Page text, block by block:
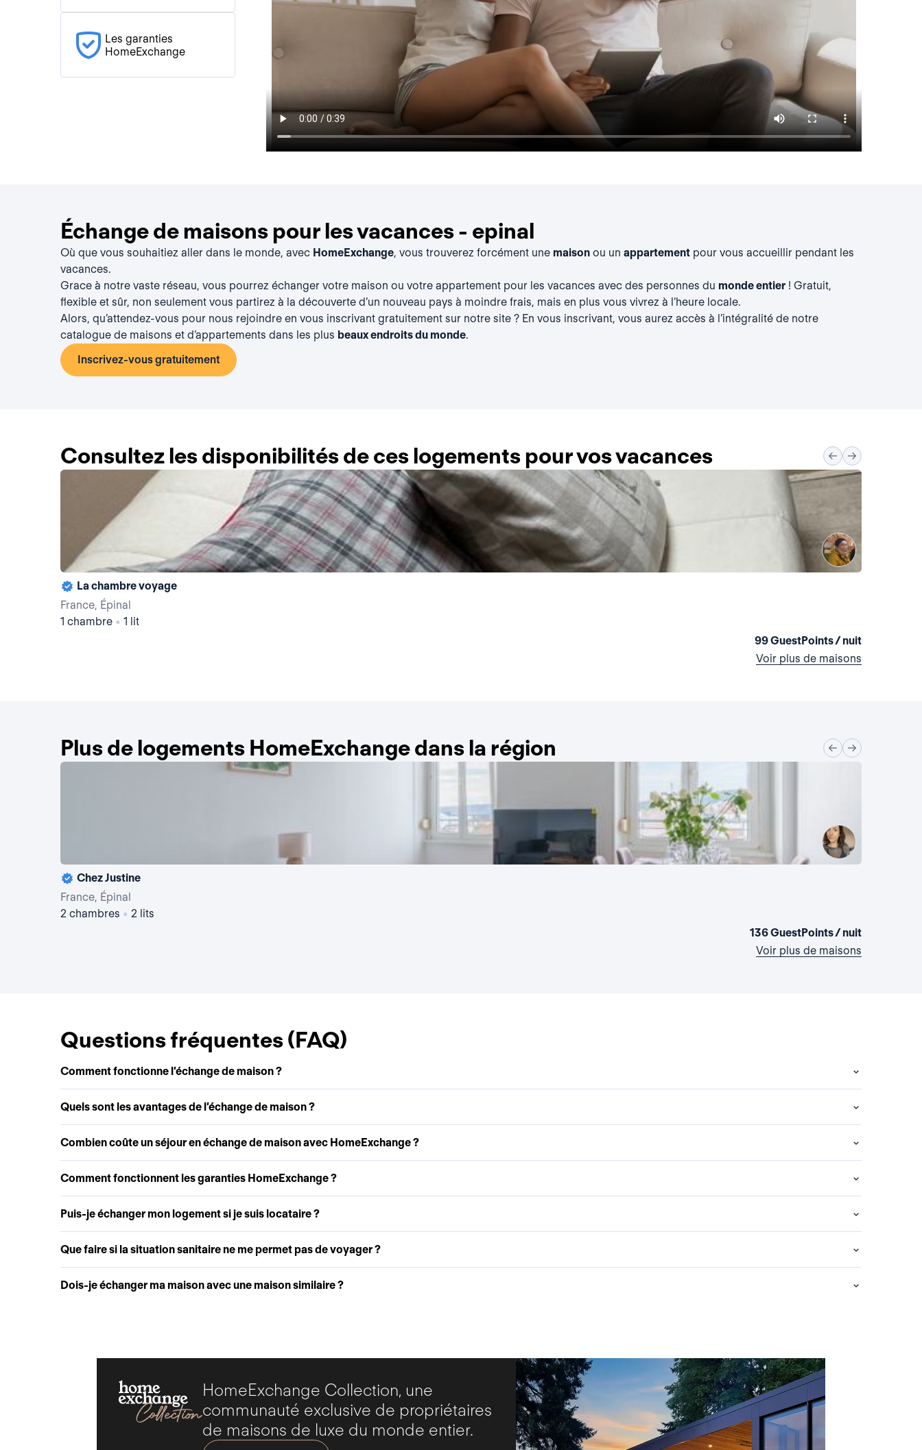
Les garanties
HomeExchange
Échange de maisons pour les vacances - epinal
Où que vous souhaitiez aller dans le monde, avec HomeExchange, vous trouverez forcément une maison ou un appartement pour vous accueillir pendant les
vacances.
Grace à notre vaste réseau, vous pourrez échanger votre maison ou votre appartement pour les vacances avec des personnes du monde entier ! Gratuit,
flexible et sûr, non seulement vous partirez à la découverte d’un nouveau pays à moindre frais, mais en plus vous vivrez à l’heure locale.
Alors, qu’attendez-vous pour nous rejoindre en vous inscrivant gratuitement sur notre site ? En vous inscrivant, vous aurez accès à l’intégralité de notre
catalogue de maisons et d’appartements dans les plus beaux endroits du monde.
Inscrivez-vous gratuitement
Consultez les disponibilités de ces logements pour vos vacances
La chambre voyage
France, Épinal
1 chambre • 1 lit
99 GuestPoints / nuit
Voir plus de maisons
Plus de logements HomeExchange dans la région
Chez Justine
France, Épinal
2 chambres • 2 lits
136 GuestPoints / nuit
Voir plus de maisons
Questions fréquentes (FAQ)
Comment fonctionne l’échange de maison ?
Quels sont les avantages de l’échange de maison ?
Combien coûte un séjour en échange de maison avec HomeExchange ?
Comment fonctionnent les garanties HomeExchange ?
Puis-je échanger mon logement si je suis locataire ?
Que faire si la situation sanitaire ne me permet pas de voyager ?
Dois-je échanger ma maison avec une maison similaire ?
HomeExchange Collection, une
communauté exclusive de propriétaires
de maisons de luxe du monde entier.